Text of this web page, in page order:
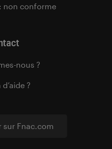
sur Fnac.com
non conforme
nous ?
?